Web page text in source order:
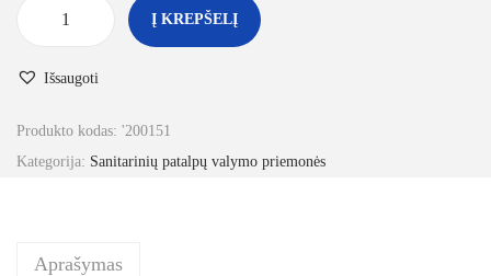
Į KREPŠELĮ
Išsaugoti
Produkto kodas: '200151
Kategorija: Sanitarinių patalpų valymo priemonės
Aprašymas